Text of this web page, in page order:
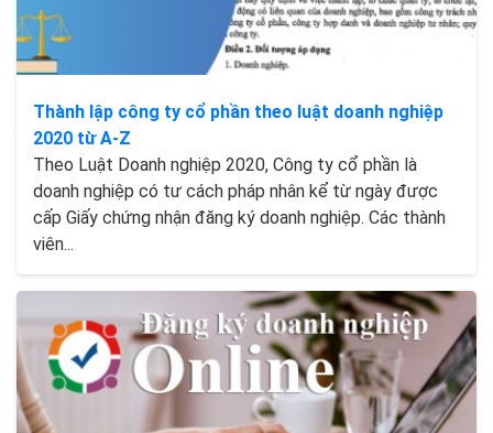
Thành lập công ty cổ phần theo luật doanh nghiệp
2020 từ A-Z
Theo Luật Doanh nghiệp 2020, Công ty cổ phần là
doanh nghiệp có tư cách pháp nhân kể từ ngày được
cấp Giấy chứng nhận đăng ký doanh nghiệp. Các thành
viên...